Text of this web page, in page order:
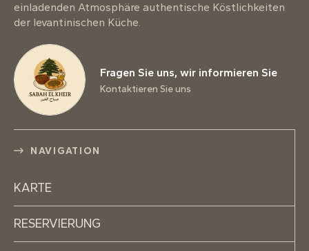
einladenden Atmosphäre authentische Köstlichkeiten
der levantinischen Küche.
Fragen Sie uns, wir informieren Sie
Kontaktieren Sie uns
NAVIGATION
KARTE
RESERVIERUNG